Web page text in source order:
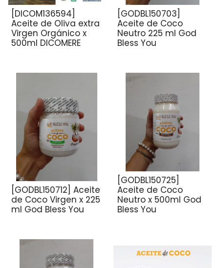
[DICOM136594]
Aceite de Oliva extra
Virgen Orgánico x
500ml DICOMERE
[GODBL150703]
Aceite de Coco
Neutro 225 ml God
Bless You
[GODBL150712] Aceite
de Coco Virgen x 225
ml God Bless You
[GODBL150725]
Aceite de Coco
Neutro x 500ml God
Bless You